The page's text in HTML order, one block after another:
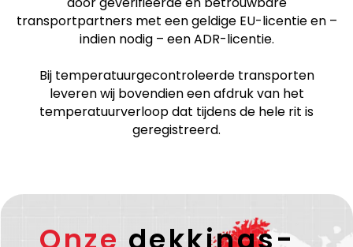
transportpartners met een geldige EU-licentie en –
indien nodig – een ADR-licentie.
Bij temperatuurgecontroleerde transporten
leveren wij bovendien een afdruk van het
temperatuurverloop dat tijdens de hele rit is
geregistreerd.
Onze dekkings-